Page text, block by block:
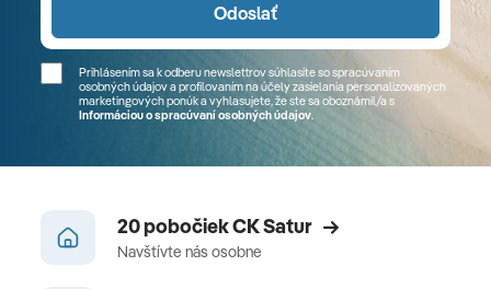
Odoslať
Prihlásením sa k odberu newslettrov súhlasíte so spracúvaním
osobných údajov a profilovaním na účely zasielania personalizovaných
marketingových ponúk a vyhlasujete, že ste sa oboznámil/a s
Informáciou o spracúvaní osobných údajov.
20 pobočiek CK Satur
Navštívte nás osobne